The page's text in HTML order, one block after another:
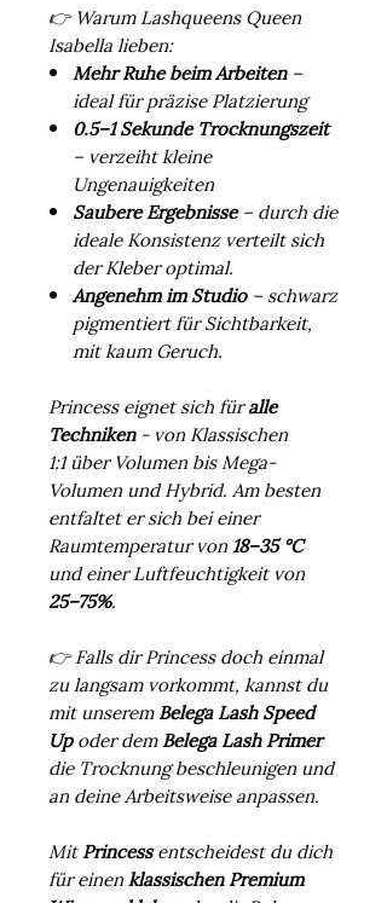
👉 Warum Lashqueens Queen
Isabella lieben:
Mehr Ruhe beim Arbeiten–
ideal für präzise Platzierung
0.5–1 Sekunde Trocknungszeit
– verzeiht kleine
Ungenauigkeiten
Saubere Ergebnisse– durch die
ideale Konsistenz verteilt sich
der Kleber optimal.
Angenehm im Studio– schwarz
pigmentiert für Sichtbarkeit,
mit kaum Geruch.
Princess eignet sich füralle
Techniken- von Klassischen
1:1 über Volumen bis Mega-
Volumen und Hybrid. Am besten
entfaltet er sich bei einer
Raumtemperatur von 18–35 °C
und einer Luftfeuchtigkeit von
25–75%.
👉 Falls dir Princess doch einmal
zu langsam vorkommt, kannst du
mit unseremBelega Lash Speed
Upoder demBelega Lash Primer
die Trocknung beschleunigen und
an deine Arbeitsweise anpassen.
MitPrincessentscheidest du dich
für einenklassischen Premium